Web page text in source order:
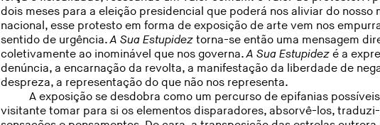
dois meses para a eleição presidencial que poderá nos aliviar do nosso
nacional, esse protesto em forma de exposição de arte vem nos
sentido de urgência.A Sua Estupidez torna-se então uma mensagem
coletivamente ao inominável que nos governa.A Sua Estupidez é a
denúncia, a encarnação da revolta, a manifestação da liberdade de
despreza, a representação do que não nos representa.
A exposição se desdobra como um percurso de epifanias
visitante tomar para si os elementos disparadores, absorvê-los,